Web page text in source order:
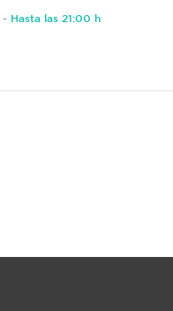
- Hasta las 21:00 h